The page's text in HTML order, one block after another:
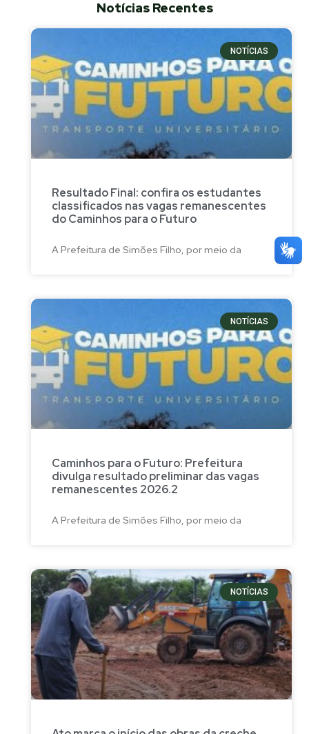
Notícias Recentes
NOTÍCIAS
Resultado Final: confira os estudantes
classificados nas vagas remanescentes
do Caminhos para o Futuro
A Prefeitura de Simões Filho, por meio da
NOTÍCIAS
Caminhos para o Futuro: Prefeitura
divulga resultado preliminar das vagas
remanescentes 2026.2
A Prefeitura de Simões Filho, por meio da
NOTÍCIAS